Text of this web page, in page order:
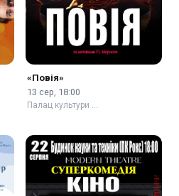
«Повія»
13 сер, 18:00
Палац культури …